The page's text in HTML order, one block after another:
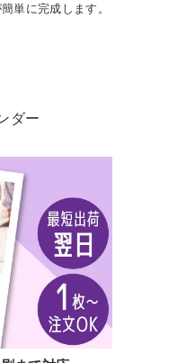
単に完成します。
ダー